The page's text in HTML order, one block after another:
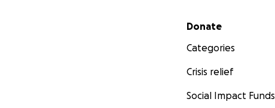
Secondary menu
Donate
Categories
Crisis relief
Social Impact Funds